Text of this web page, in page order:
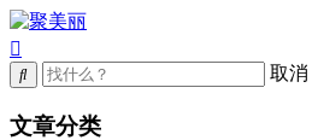
取消
文章分类